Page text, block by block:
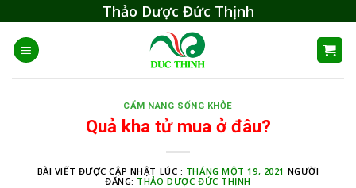
content
Thảo Dược Đức Thịnh
CẨM NANG SỐNG KHỎE
Quả kha tử mua ở đâu?
BÀI VIẾT ĐƯỢC CẬP NHẬT LÚC : THÁNG MỘT 19, 2021 NGƯỜI
ĐĂNG: THẢO DƯỢC ĐỨC THỊNH